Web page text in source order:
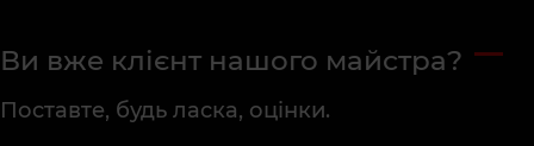
Ви вже клієнт нашого майстра?
Поставте, будь ласка, оцінки.